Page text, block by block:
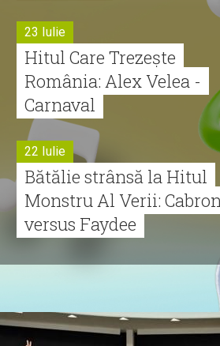
23 Iulie
Hitul Care Trezește
România: Alex Velea -
Carnaval
22 Iulie
Bătălie strânsă la Hitul
Monstru Al Verii: Cabron
versus Faydee
Cabron vine cu Hitul